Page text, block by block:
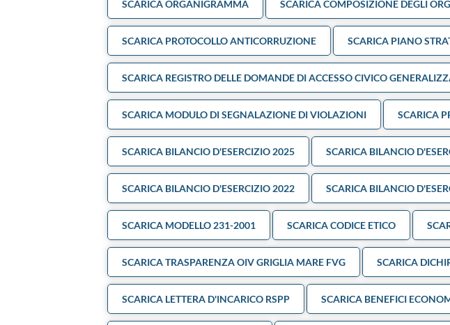
SCARICA ORGANIGRAMMA SCARICA COMPOSIZIONE DEGLI
SCARICA PROTOCOLLO ANTICORRUZIONE SCARICA PIANO
SCARICA REGISTRO DELLE DOMANDE DI ACCESSO CIVICO
SCARICA MODULO DI SEGNALAZIONE DI VIOLAZIONI SCARICA
SCARICA BILANCIO D'ESERCIZIO 2025 SCARICA BILANCIO
SCARICA BILANCIO D'ESERCIZIO 2022 SCARICA BILANCIO
SCARICA MODELLO 231-2001 SCARICA CODICE ETICO
SCARICA TRASPARENZA OIV GRIGLIA MARE FVG SCARICA
SCARICA LETTERA D'INCARICO RSPP SCARICA BENEFICI